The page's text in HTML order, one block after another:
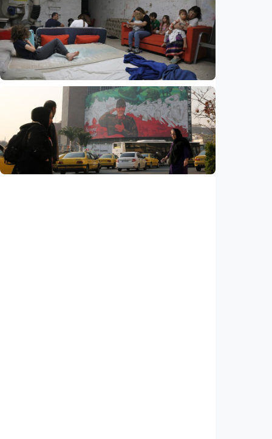
Internasional
Perang Iran kuras persenjataan AS, hampir
80 persen rudal pencegat THAAD telah
digunakan
Indonesia•05 Aug 2026
Eksodus warga Israel berlanjut, hampir
270.000 kabur dalam tiga tahun, studi
ungkap tren mengkhawatirkan
Indonesia • 05 Aug 2026